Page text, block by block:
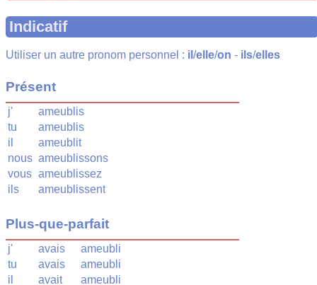
Indicatif
Utiliser un autre pronom personnel : il /elle/on - ils/elles
Présent
j'
ameublis
tu
ameublis
il
ameublit
nous ameublissons
vous ameublissez
ils
ameublissent
Plus-que-parfait
j' avais
ameubli
tu
avais
ameubli
il
avait
ameubli